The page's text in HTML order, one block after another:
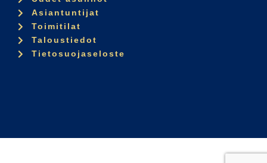
Asiantuntijat
Toimitilat
Taloustiedot
Tietosuojaseloste